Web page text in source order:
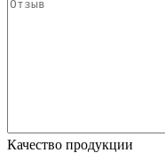
Качество продукции